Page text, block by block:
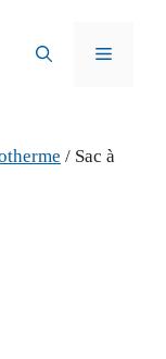
Menu
/ Sac à